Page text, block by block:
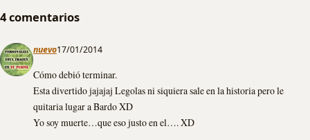
4 comentarios
nuevo17/01/2014
Cómo debió terminar.
Esta divertido jajajaj Legolas ni siquiera sale en la historia pero le
quitaria lugar a Bardo XD
Yo soy muerte…que eso justo en el…. XD